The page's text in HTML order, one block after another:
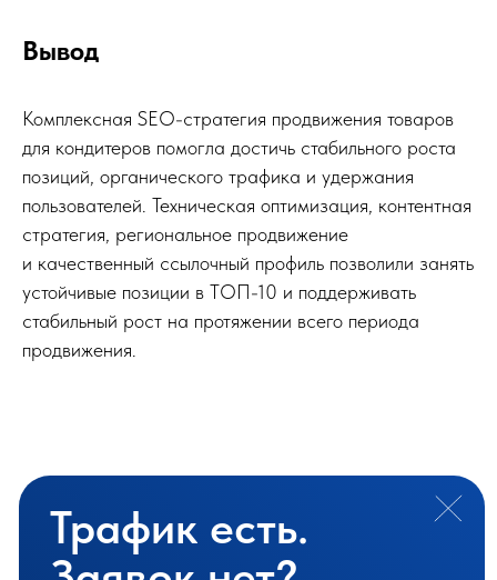
Вывод
Комплексная SEO-стратегия продвижения товаров
для кондитеров помогла достичь стабильного роста
позиций, органического трафика и удержания
пользователей. Техническая оптимизация, контентная
стратегия, региональное продвижение
и качественный ссылочный профиль позволили занять
устойчивые позиции в ТОП-10 и поддерживать
стабильный рост на протяжении всего периода
продвижения.